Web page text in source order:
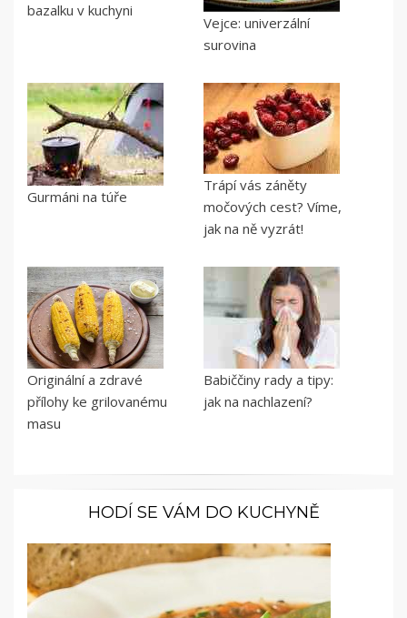
bazalku v kuchyni
Vejce: univerzální
surovina
Gurmáni na túře
Trápí vás záněty
močových cest? Víme,
jak na ně vyzrát!
Originální a zdravé
přílohy ke grilovanému
masu
Babiččiny rady a tipy:
jak na nachlazení?
HODÍ SE VÁM DO KUCHYNĚ